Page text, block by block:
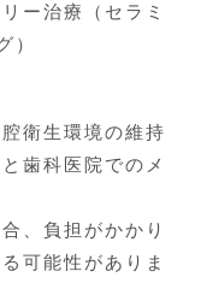
ー治療（セラミ
）
衛生環境の維持
歯科医院でのメ
、負担がかかり
可能性がありま